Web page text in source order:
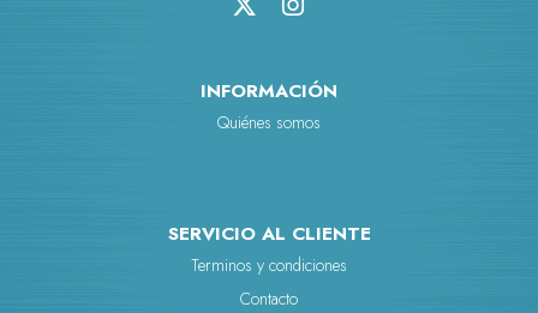
INFORMACIÓN
Quiénes somos
SERVICIO AL CLIENTE
Terminos y condiciones
Contacto